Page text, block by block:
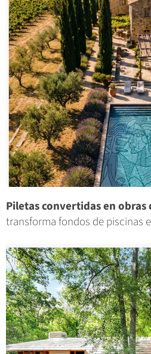
Piletas convertidas en obras
transforma fondos de piscinas